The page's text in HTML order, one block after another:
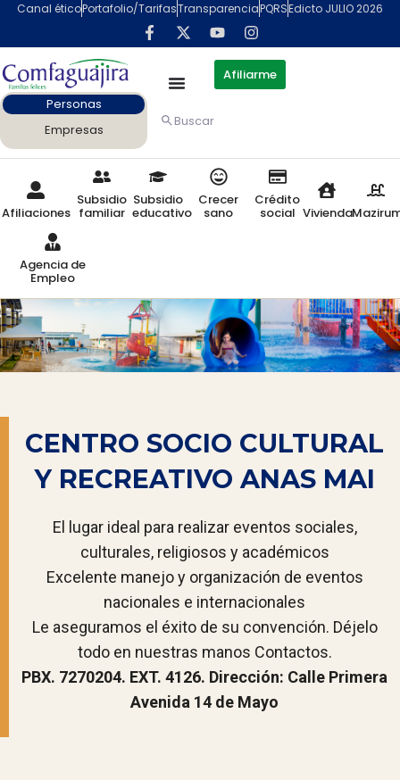
contenido
Canal éticoPortafolio/TarifasTransparenciaPQRSEdicto JULIO 2026
Afiliarme
Personas
Empresas
Buscar
Afiliaciones
Subsidio
familiar
Subsidio
educativo
Crecer
sano
Crédito
social Vivienda
Agencia de
Empleo
CENTRO SOCIO CULTURAL
Y RECREATIVO ANAS MAI
El lugar ideal para realizar eventos sociales,
culturales, religiosos y académicos
Excelente manejo y organización de eventos
nacionales e internacionales
Le aseguramos el éxito de su convención. Déjelo
todo en nuestras manos Contactos.
PBX. 7270204. EXT. 4126. Dirección: Calle Primera
Avenida 14 de Mayo